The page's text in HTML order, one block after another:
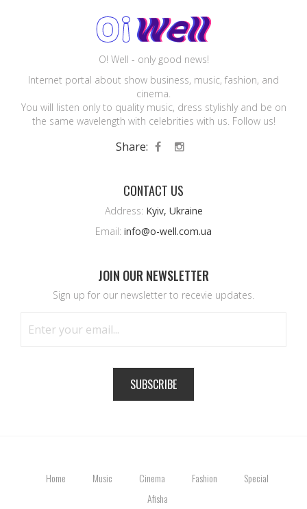
O! Well - only good news!
Internet portal about show business, music, fashion, and
cinema.
You will listen only to quality music, dress stylishly and be on
the same wavelength with celebrities with us. Follow us!
Share:
CONTACT US
Address: Kyiv, Ukraine
Email: info@o-well.com.ua
JOIN OUR NEWSLETTER
Sign up for our newsletter to recevie updates.
SUBSCRIBE
Home Music Cinema Fashion
Special
Afisha